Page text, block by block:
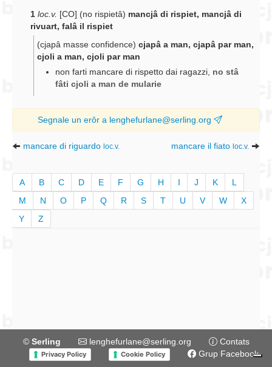
1 loc.v. [CO] (no rispietâ) mancjâ di rispiet, mancjâ di
rivuart, falâ il rispiet
(cjapâ masse confidence) cjapâ a man, cjapâ par man,
cjoli a man, cjoli par man
non farti mancare di rispetto dai ragazzi no stâ
fâti cjoli a man de mularie
Segnale un erôr a lenghefurlane@serling.org
mancare di riguardo loc.v. mancare il fiato loc.v.
A B C D E F G H I J K
L
M
N O P Q R S T U V W
X
Y
Z
© Serling lenghefurlane@serling.org Contats
Privacy Policy Cookie Policy Grup Facebook